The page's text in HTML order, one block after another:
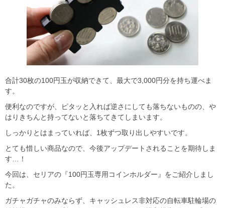
合計30枚の100円玉が収納できて、最大で3,000円分を持ち運べま
す。
便利なのですが、ピタッと入れば逆さにしても落ちないものの、や
はりきちんと持ってないと落ちてきてしまいます。
しっかりとはまっていれば、1枚ずつ取り出しやすいです。
とても惜しい商品なので、今後アップデートされることを期待しま
す…！
今回は、セリアの『100円玉専用コインホルダー』をご紹介しまし
た。
ガチャガチャのみならず、キャッシュレス非対応の自転車駐輪場の